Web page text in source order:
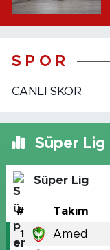
S P O R
CANLI SKOR
Süper Lig
Süper Lig
# Takım
1 Amed